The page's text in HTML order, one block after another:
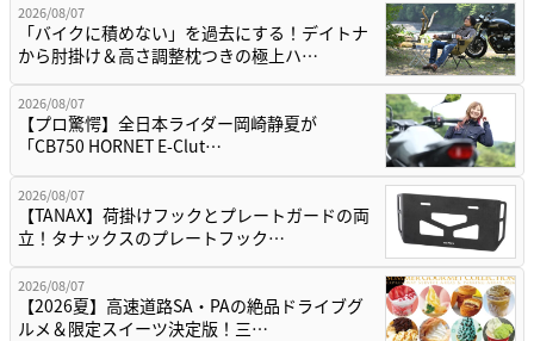
2026/08/07
「バイクに積めない」を過去にする！デイトナ
から肘掛け＆高さ調整枕つきの極上ハ…
2026/08/07
【プロ驚愕】全日本ライダー岡崎静夏が
「CB750 HORNET E-Clut…
2026/08/07
【TANAX】荷掛けフックとプレートガードの両
立！タナックスのプレートフック…
2026/08/07
【2026夏】高速道路SA・PAの絶品ドライブグ
ルメ＆限定スイーツ決定版！三…